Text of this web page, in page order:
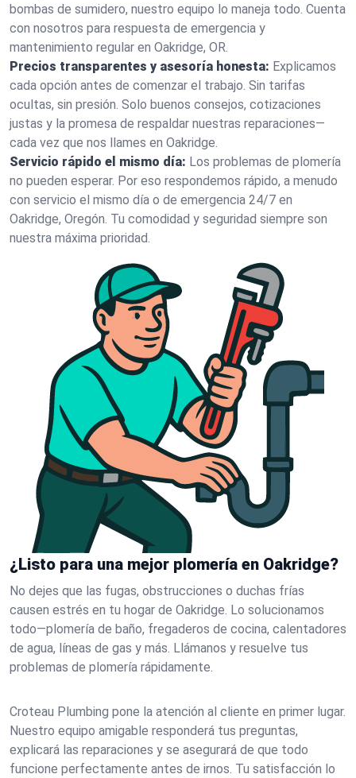
bombas de sumidero, nuestro equipo lo maneja todo. Cuenta
con nosotros para respuesta de emergencia y
mantenimiento regular en Oakridge, OR.
Precios transparentes y asesoría honesta: Explicamos
cada opción antes de comenzar el trabajo. Sin tarifas
ocultas, sin presión. Solo buenos consejos, cotizaciones
justas y la promesa de respaldar nuestras reparaciones—
cada vez que nos llames en Oakridge.
Servicio rápido el mismo día: Los problemas de plomería
no pueden esperar. Por eso respondemos rápido, a menudo
con servicio el mismo día o de emergencia 24/7 en
Oakridge, Oregón. Tu comodidad y seguridad siempre son
nuestra máxima prioridad.
¿Listo para una mejor plomería en Oakridge?
No dejes que las fugas, obstrucciones o duchas frías
causen estrés en tu hogar de Oakridge. Lo solucionamos
todo—plomería de baño, fregaderos de cocina, calentadores
de agua, líneas de gas y más. Llámanos y resuelve tus
problemas de plomería rápidamente.
Croteau Plumbing pone la atención al cliente en primer lugar.
Nuestro equipo amigable responderá tus preguntas,
explicará las reparaciones y se asegurará de que todo
funcione perfectamente antes de irnos. Tu satisfacción lo